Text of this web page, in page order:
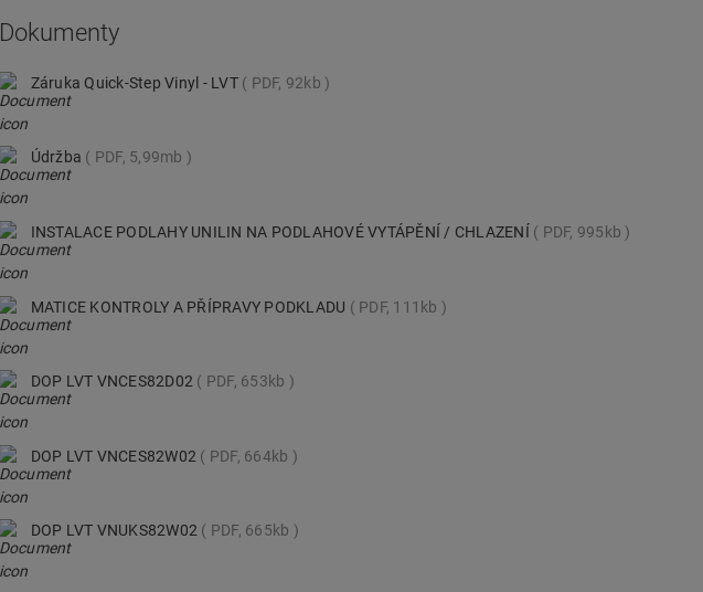
Dokumenty
Záruka Quick-Step Vinyl - LVT PDF, 92kb
Údržba PDF, 5,99mb
INSTALACE PODLAHY UNILIN NA PODLAHOVÉ VYTÁPĚNÍ / CHLAZENÍ PDF, 995kb
MATICE KONTROLY A PŘÍPRAVY PODKLADU PDF, 111kb
DOP LVT VNCES82D02 PDF, 653kb
DOP LVT VNCES82W02 PDF, 664kb
DOP LVT VNUKS82W02 PDF, 665kb